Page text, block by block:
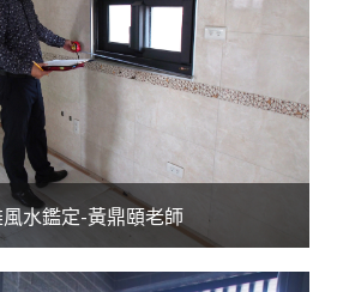
風水鑑定-黃鼎頤老師